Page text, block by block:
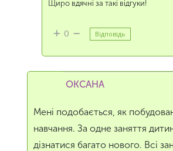
Щиро вдячні за такі відгуки!
0 Відповідь
ОКСАНА
Мені подобається, як
навчання. За одне заняття
дізнатися багато нового. Всі